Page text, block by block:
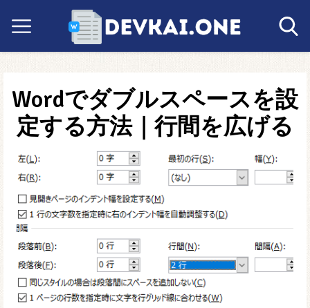
Wordでダブルスペースを設
定する方法｜行間を広げる